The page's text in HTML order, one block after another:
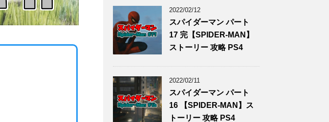
2022/02/12
スパイダーマン パート
17 完【SPIDER-MAN】
ストーリー 攻略 PS4
2022/02/11
スパイダーマン パート
16 【SPIDER-MAN】ス
トーリー 攻略 PS4